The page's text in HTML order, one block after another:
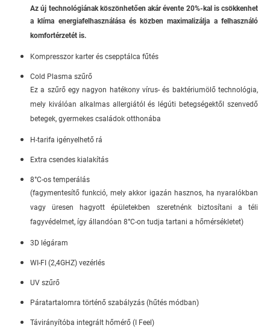
Az új technológiának köszönhetően akár évente 20%-kal is csökkenhet
a klíma energiafelhasználása és közben maximalizálja a felhasználó
komfortérzetét is.
Kompresszor karter és csepptálca fűtés
Cold Plasma szűrő
Ez a szűrő egy nagyon hatékony vírus- és baktériumölő technológia,
mely kiválóan alkalmas allergiától és légúti betegségektől szenvedő
betegek, gyermekes családok otthonába
H-tarifa igényelhető rá
Extra csendes kialakítás
8°C-os temperálás
(fagymentesítő funkció, mely akkor igazán hasznos, ha nyaralókban
vagy üresen hagyott épületekben szeretnénk biztosítani a téli
fagyvédelmet, így állandóan 8°C-on tudja tartani a hőmérsékletet)
3D légáram
WI-FI (2,4GHZ) vezérlés
UV szűrő
Páratartalomra történő szabályzás (hűtés módban)
Távirányítóba integrált hőmérő (I Feel)